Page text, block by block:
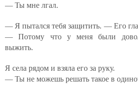
— Ты мне лгал.
— Я пытался тебя защитить. — Его
— Потому что у меня были
выжить.
Я села рядом и взяла его за руку.
— Ты не можешь решать такое в